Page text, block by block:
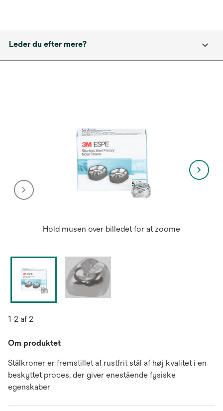
Leder du efter mere?
Hold musen over billedet for at zoome
1-2 af 2
Om produktet
Stålkroner er fremstillet af rustfrit stål af høj kvalitet i en
beskyttet proces, der giver enestående fysiske
egenskaber